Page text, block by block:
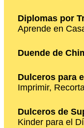
Diplomas por
Aprende en
Duende de
Dulceros para
Imprimir,
Dulceros de
Kinder para el